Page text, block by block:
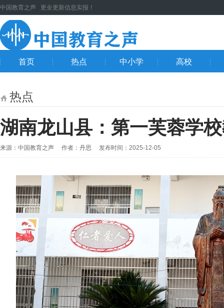
中国教育之声 更全更新信息实报！
首页 热点 中小学 高校
热点
湖南龙山县：第一芙蓉学
来源：中国教育之声 作者：丹思 发布时间：2025-12-05